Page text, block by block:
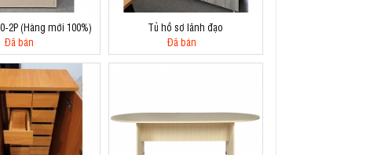
2P (Hàng mới 100%)
Đã bán
Tủ hồ sơ lãnh đạo
Đã bán